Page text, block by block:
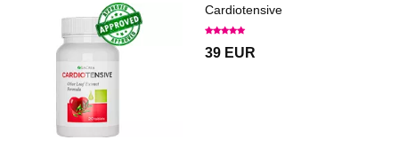
Cardiotensive
39 EUR